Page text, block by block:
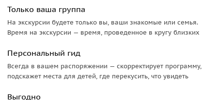
Только ваша группа
На экскурсии будете только вы, ваши знакомые или семья.
Время на экскурсии — время, проведенное в кругу близких
Персональный гид
Всегда в вашем распоряжении — скорректирует программу,
подскажет места для детей, где перекусить, что увидеть
Выгодно